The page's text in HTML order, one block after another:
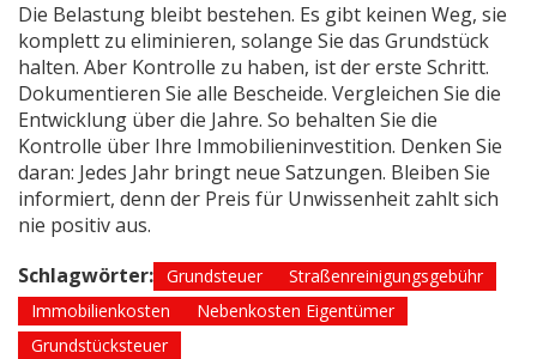
Die Belastung bleibt bestehen. Es gibt keinen Weg, sie
komplett zu eliminieren, solange Sie das Grundstück
halten. Aber Kontrolle zu haben, ist der erste Schritt.
Dokumentieren Sie alle Bescheide. Vergleichen Sie die
Entwicklung über die Jahre. So behalten Sie die
Kontrolle über Ihre Immobilieninvestition. Denken Sie
daran: Jedes Jahr bringt neue Satzungen. Bleiben Sie
informiert, denn der Preis für Unwissenheit zahlt sich
nie positiv aus.
Schlagwörter: Grundsteuer
Straßenreinigungsgebühr
Immobilienkosten
Nebenkosten Eigentümer
Grundstücksteuer